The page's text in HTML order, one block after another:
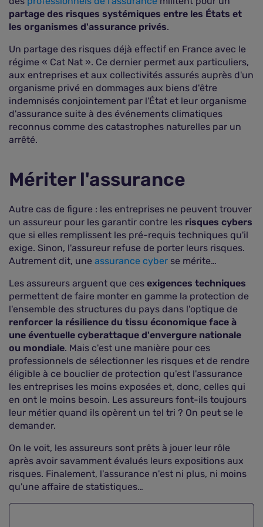
partage des risques systémiques entre les États et
les organismes d'assurance privés.
Un partage des risques déjà effectif en France avec le
régime « Cat Nat ». Ce dernier permet aux particuliers,
aux entreprises et aux collectivités assurés auprès d'un
organisme privé en dommages aux biens d'être
indemnisés conjointement par l'État et leur organisme
d'assurance suite à des événements climatiques
reconnus comme des catastrophes naturelles par un
arrêté.
Mériter l'assurance
Autre cas de figure : les entreprises ne peuvent trouver
un assureur pour les garantir contre les risques cybers
que si elles remplissent les pré-requis techniques qu'il
exige. Sinon, l'assureur refuse de porter leurs risques.
Autrement dit, une assurance cyber se mérite…
Les assureurs arguent que ces exigences techniques
permettent de faire monter en gamme la protection de
l'ensemble des structures du pays dans l'optique de
renforcer la résilience du tissu économique face à
une éventuelle cyberattaque d'envergure nationale
ou mondiale. Mais c'est une manière pour ces
professionnels de sélectionner les risques et de rendre
éligible à ce bouclier de protection qu'est l'assurance
les entreprises les moins exposées et, donc, celles qui
en ont le moins besoin. Les assureurs font-ils toujours
leur métier quand ils opèrent un tel tri ? On peut se le
demander.
On le voit, les assureurs sont prêts à jouer leur rôle
après avoir savamment évalués leurs expositions aux
risques. Finalement, l'assurance n'est ni plus, ni moins
qu'une affaire de statistiques…